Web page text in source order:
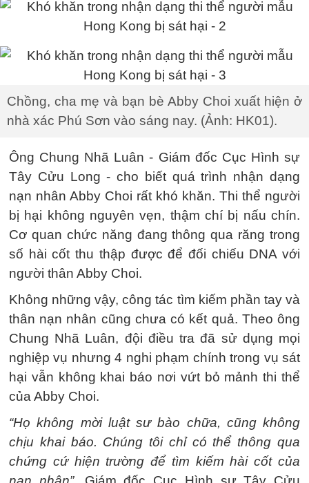
Chồng, cha mẹ và bạn bè Abby Choi xuất hiện ở
nhà xác Phú Sơn vào sáng nay. (Ảnh: HK01).
Ông Chung Nhã Luân - Giám đốc Cục Hình sự
Tây Cửu Long - cho biết quá trình nhận dạng
nạn nhân Abby Choi rất khó khăn. Thi thể người
bị hại không nguyên vẹn, thậm chí bị nấu chín.
Cơ quan chức năng đang thông qua răng trong
số hài cốt thu thập được để đối chiếu DNA với
người thân Abby Choi.
Không những vậy, công tác tìm kiếm phần tay và
thân nạn nhân cũng chưa có kết quả. Theo ông
Chung Nhã Luân, đội điều tra đã sử dụng mọi
nghiệp vụ nhưng 4 nghi phạm chính trong vụ sát
hại vẫn không khai báo nơi vứt bỏ mảnh thi thể
của Abby Choi.
“Họ không mời luật sư bào chữa, cũng không
chịu khai báo. Chúng tôi chỉ có thể thông qua
chứng cứ hiện trường để tìm kiếm hài cốt của